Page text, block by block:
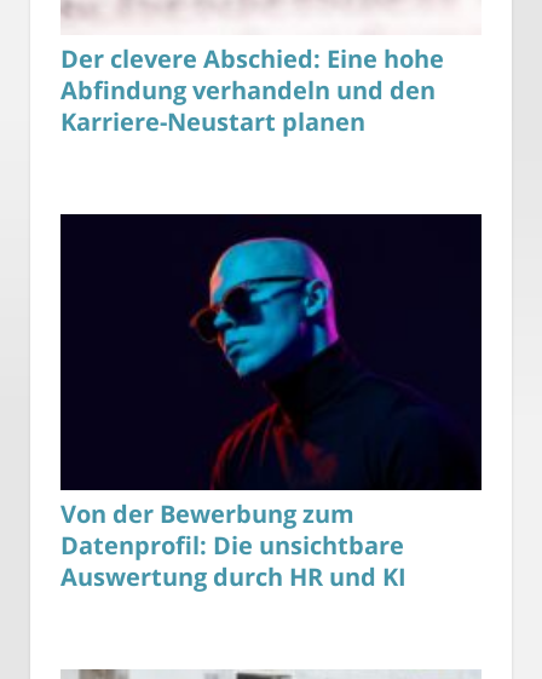
Der clevere Abschied: Eine hohe
Abfindung verhandeln und den
Karriere-Neustart planen
Von der Bewerbung zum
Datenprofil: Die unsichtbare
Auswertung durch HR und KI